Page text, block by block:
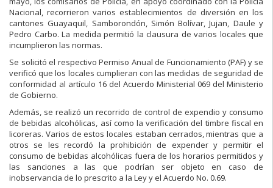
Nacional, recorrieron varios establecimientos de diversión en los
cantones Guayaquil, Samborondón, Simón Bolívar, Jujan, Daule y
Pedro Carbo. La medida permitió la clausura de varios locales que
incumplieron las normas.
Se solicitó el respectivo Permiso Anual de Funcionamiento (PAF) y se
verificó que los locales cumplieran con las medidas de seguridad de
conformidad al artículo 16 del Acuerdo Ministerial 069 del Ministerio
de Gobierno.
Además, se realizó un recorrido de control de expendio y consumo
de bebidas alcohólicas, así como la verificación del timbre fiscal en
licoreras. Varios de estos locales estaban cerrados, mientras que a
otros se les recordó la prohibición de expender y permitir el
consumo de bebidas alcohólicas fuera de los horarios permitidos y
las sanciones a las que podrían ser objeto en caso de
inobservancia de lo prescrito a la Ley y el Acuerdo No. 0.69.